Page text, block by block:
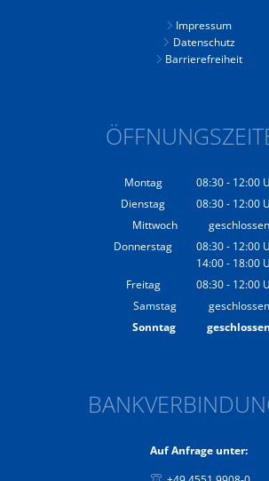
Impressum
Datenschutz
Barrierefreiheit
Montag 08:30- 12:00
Von
Dienstag 08:30- 12:00
Von
Mittwoch
geschlossen
Donnerstag
08:30- 12:00
Von
14:00- 18:00
Von
Freitag 08:30- 12:00
Von
Samstag
geschlossen
Sonntag
geschlossen
Auf Anfrage unter: